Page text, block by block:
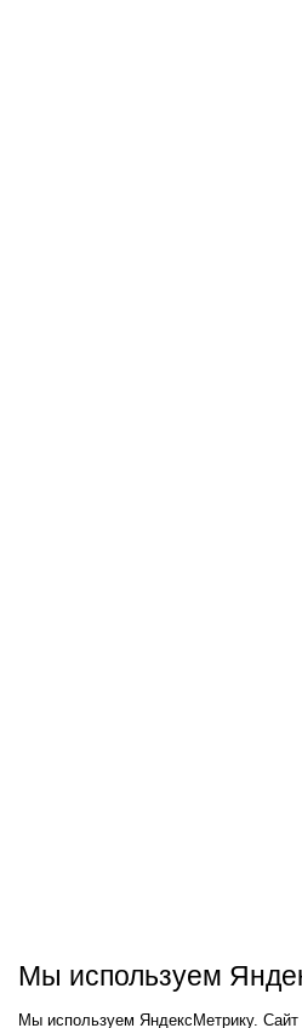
Мы используем
Мы используем ЯндексМетрику.